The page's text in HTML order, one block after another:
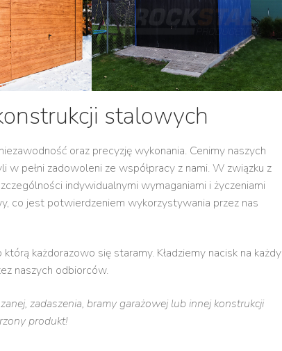
stalowych
oraz precyzję wykonania. Cenimy naszych
pełni zadowoleni ze współpracy z nami. W związku z
indywidualnymi wymaganiami i życzeniami
co jest potwierdzeniem wykorzystywania przez nas
każdorazowo się staramy. Kładziemy nacisk na każdy
naszych odbiorców.
zadaszenia, bramy garażowej lub innej konstrukcji
produkt!